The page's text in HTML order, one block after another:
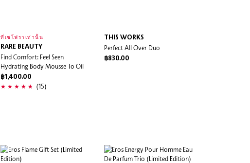
ที่เซโฟราเท่านั้น
RARE BEAUTY
Find Comfort: Feel Seen
Hydrating Body Mousse To Oil
฿1,400.00
(15)
THIS WORKS
Perfect All Over Duo
฿830.00